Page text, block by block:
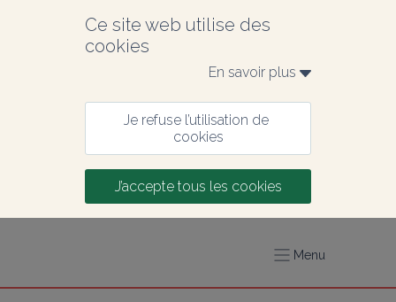
Ce site web utilise des
cookies
En savoir plus
Je refuse l’utilisation de
cookies
J’accepte tous les cookies
Menu